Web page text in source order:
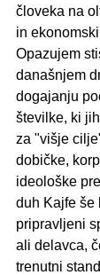
človeka na
in
Opazujem
današnjem
dogajanju
številke, ki
za "višje
dobičke,
ideološke
duh Kajfe še
pripravljeni
ali delavca,
trenutni